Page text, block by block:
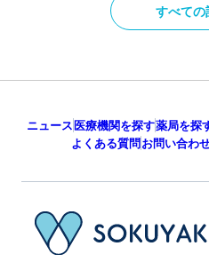
すべて
ニュース医療機関を探す薬局を探
よくある質問お問い合わ